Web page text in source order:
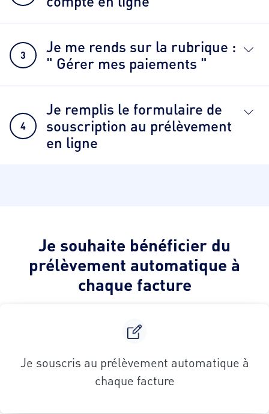
3
Je me rends sur la rubrique :
" Gérer mes paiements "
4
Je remplis le formulaire de
souscription au prélèvement
en ligne
Je souhaite bénéficier du
prélèvement automatique à
chaque facture
Je souscris au prélèvement automatique à
chaque facture